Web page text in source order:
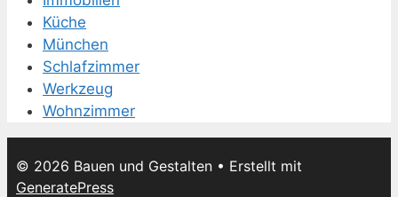
Küche
München
Schlafzimmer
Werkzeug
Wohnzimmer
© 2026 Bauen und Gestalten • Erstellt mit
GeneratePress